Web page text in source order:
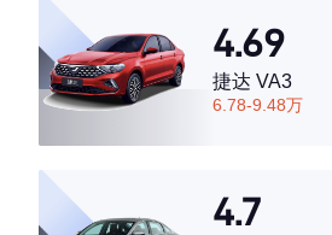
·空间表现较为优秀，优于71%同级车
4.69
捷达 VA3
6.78-9.48万
4.7